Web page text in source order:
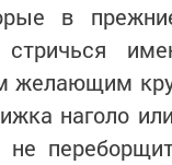
в
желающим
наголо